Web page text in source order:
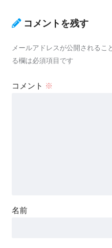
コメントを残す
メールアドレスが公開されるこ
る欄は必須項目です
コメント ※
名前